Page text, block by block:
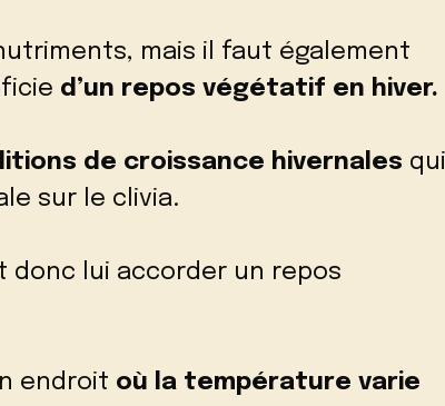
nutriments, mais il faut également
d’un repos végétatif en hiver.
de croissance hivernales qui
sur le clivia.
donc lui accorder un repos
endroit où la température varie